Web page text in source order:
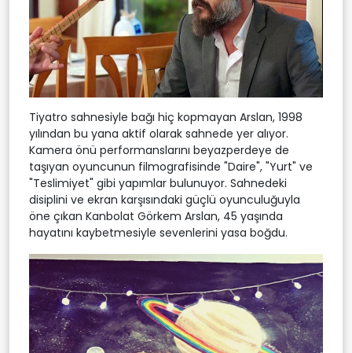
Tiyatro sahnesiyle bağı hiç kopmayan Arslan, 1998
yılından bu yana aktif olarak sahnede yer alıyor.
Kamera önü performanslarını beyazperdeye de
taşıyan oyuncunun filmografisinde "Daire", "Yurt" ve
"Teslimiyet" gibi yapımlar bulunuyor. Sahnedeki
disiplini ve ekran karşısındaki güçlü oyunculuğuyla
öne çıkan Kanbolat Görkem Arslan, 45 yaşında
hayatını kaybetmesiyle sevenlerini yasa boğdu.